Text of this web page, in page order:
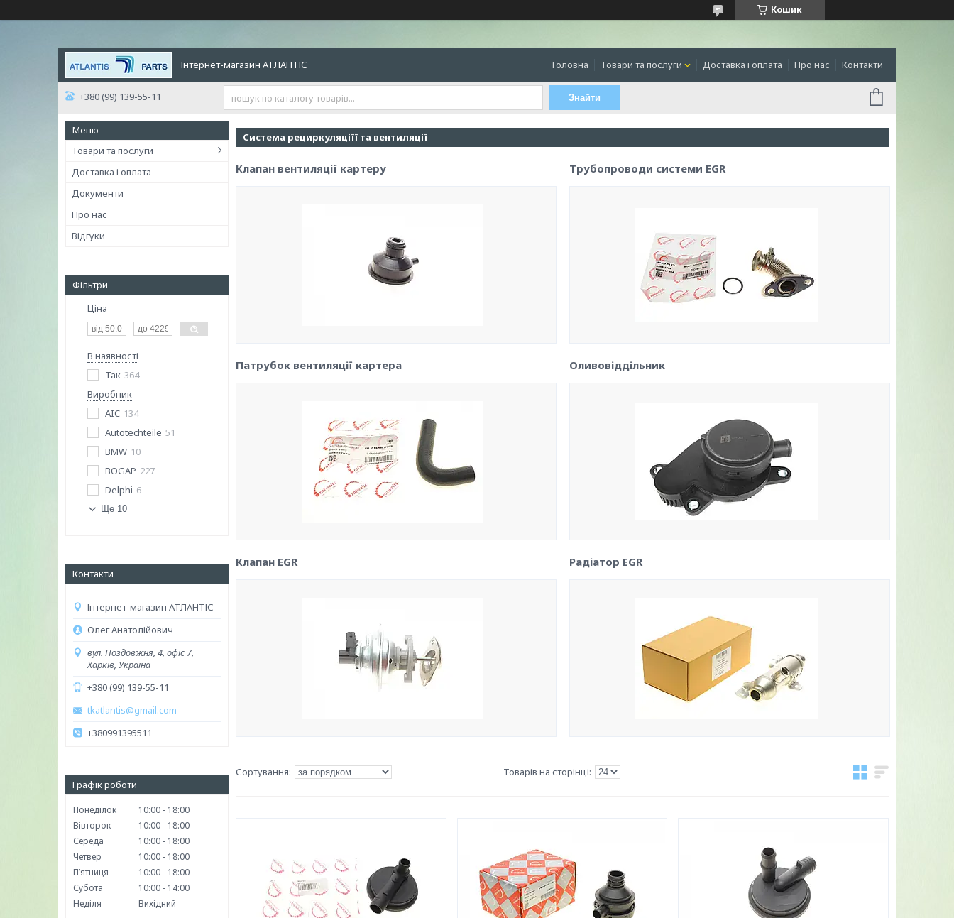
Кошик
Інтернет-магазин АТЛАНТІС Головна Товари та послуги Доставка і оплата Про нас Контакти
+380 (99) 139-55-11 Знайти
Товари та послуги
Доставка і оплата
Документи
Про нас
Відгуки
Фільтри
Ціна
В наявності
Так 364
Виробник
AIC 134
Autotechteile 51
BMW 10
BOGAP 227
Delphi 6
Ще 10
Контакти
Інтернет-магазин АТЛАНТІС
Олег Анатолійович
вул. Поздовжня, 4, офіс 7,
Харків, Україна
+380 (99) 139-55-11
tkatlantis@gmail.com
+380991395511
Графік роботи
Понеділок 10:00
18:00
Вівторок
10:00
18:00
Середа
10:00
18:00
Четвер
10:00
18:00
Пʼятниця
10:00
18:00
Субота
10:00
14:00
Неділя
Вихідний
Система рециркуляціїї та вентиляції
Клапан вентиляції картеру Трубопроводи системи EGR
Патрубок вентиляції картера Оливовіддільник
Клапан EGR Радіатор EGR